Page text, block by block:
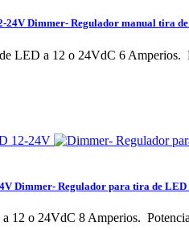
24VDimmer- Regulador manual tira
LED a 12 o 24VdC 6
Dimmer- Regulador para tira de LED
12 o 24VdC 8 Amperios.